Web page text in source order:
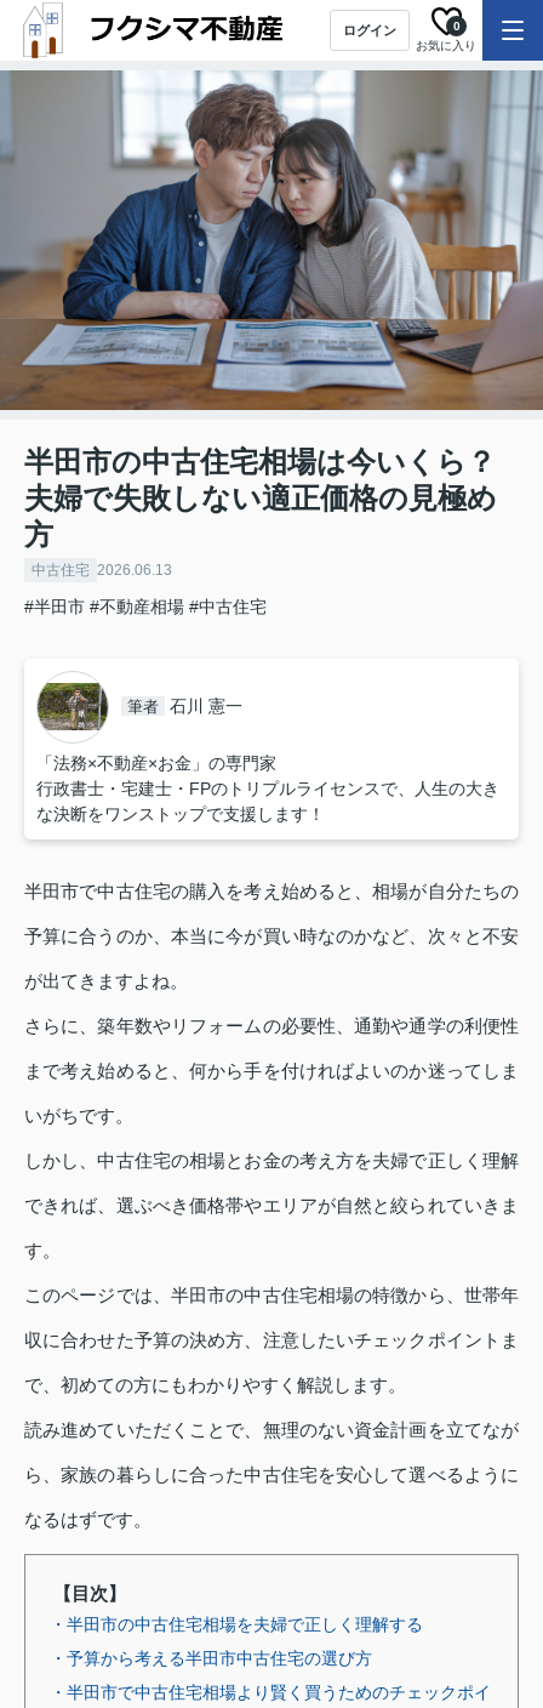
ログイン
お気に入り
0
半田市の中古住宅相場は今いくら？
夫婦で失敗しない適正価格の見極め
方
中古住宅 2026.06.13
#半田市 #不動産相場 #中古住宅
筆者 石川 憲一
「法務×不動産×お金」の専門家
行政書士・宅建士・FPのトリプルライセンスで、人生の大き
な決断をワンストップで支援します！
半田市で中古住宅の購入を考え始めると、相場が自分たちの
予算に合うのか、本当に今が買い時なのかなど、次々と不安
が出てきますよね。
さらに、築年数やリフォームの必要性、通勤や通学の利便性
まで考え始めると、何から手を付ければよいのか迷ってしま
いがちです。
しかし、中古住宅の相場とお金の考え方を夫婦で正しく理解
できれば、選ぶべき価格帯やエリアが自然と絞られていきま
す。
このページでは、半田市の中古住宅相場の特徴から、世帯年
収に合わせた予算の決め方、注意したいチェックポイントま
で、初めての方にもわかりやすく解説します。
読み進めていただくことで、無理のない資金計画を立てなが
ら、家族の暮らしに合った中古住宅を安心して選べるように
なるはずです。
【目次】
・半田市の中古住宅相場を夫婦で正しく理解する
・予算から考える半田市中古住宅の選び方
・半田市で中古住宅相場より賢く買うためのチェックポイ